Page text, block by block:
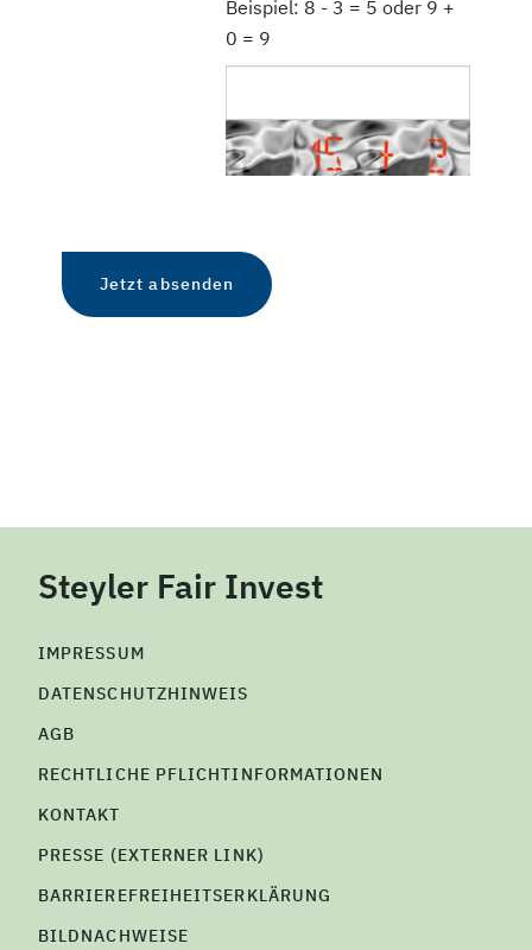
Beispiel: 8 - 3 = 5 oder 9 +
0 = 9
Steyler Fair Invest
IMPRESSUM
DATENSCHUTZHINWEIS
AGB
RECHTLICHE PFLICHTINFORMATIONEN
KONTAKT
PRESSE (EXTERNER LINK)
BARRIEREFREIHEITSERKLÄRUNG
BILDNACHWEISE